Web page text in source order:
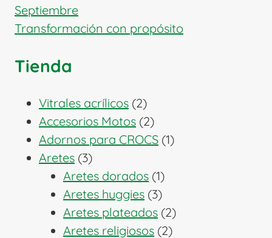
Septiembre
Transformación con propósito
Tienda
Vitrales acrílicos 22
productos
Accesorios Motos 22
productos
Adornos para CROCS 11
Aretes 33
productos
Aretes dorados 11
producto
Aretes huggies 33
productos
Aretes plateados 22
productos
Aretes religiosos 22